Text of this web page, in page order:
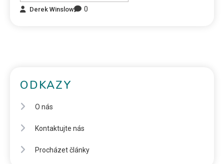
Derek Winslow
0
ODKAZY
O nás
Kontaktujte nás
Procházet články